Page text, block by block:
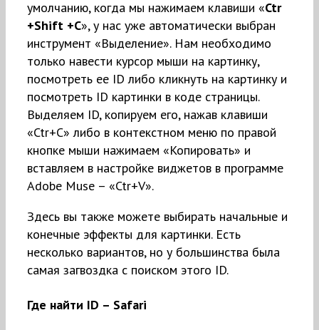
умолчанию, когда мы нажимаем клавиши «Ctr
+Shift +C», у нас уже автоматически выбран
инструмент «Выделение». Нам необходимо
только навести курсор мыши на картинку,
посмотреть ее ID либо кликнуть на картинку и
посмотреть ID картинки в коде страницы.
Выделяем ID, копируем его, нажав клавиши
«Ctr+C» либо в контекстном меню по правой
кнопке мыши нажимаем «Копировать» и
вставляем в настройке виджетов в программе
Adobe Muse – «Ctr+V».
Здесь вы также можете выбирать начальные и
конечные эффекты для картинки. Есть
несколько вариантов, но у большинства была
самая загвоздка с поиском этого ID.
Где найти ID – Safari